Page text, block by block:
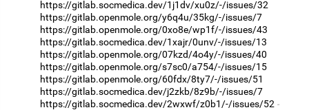
https://gitlab.socmedica.dev/1j1dv/xu0z/-/issues/32
https://gitlab.openmole.org/y6q4u/35kg/-/issues/7
https://gitlab.openmole.org/0xo8e/wp1f/-/issues/43
https://gitlab.socmedica.dev/1xajr/0unv/-/issues/13
https://gitlab.openmole.org/07kzd/4o4y/-/issues/40
https://gitlab.openmole.org/s7sc0/a754/-/issues/15
https://gitlab.openmole.org/60fdx/8ty7/-/issues/51
https://gitlab.socmedica.dev/j2zkb/8z9b/-/issues/7
https://gitlab.socmedica.dev/2wxwf/z0b1/-/issues/52